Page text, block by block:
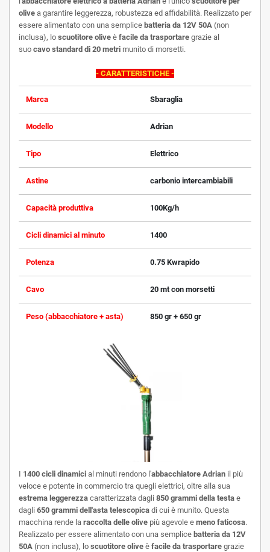
olive a garantire leggerezza, robustezza ed affidabilità. Realizzato per
essere alimentato con una semplice batteria da 12V 50A (non
inclusa), lo scuotitore olive è facile da trasportare grazie al
suo cavo standard di 20 metri munito di morsetti.
- CARATTERISTICHE -
Marca Sbaraglia
Modello Adrian
Tipo Elettrico
Astine carbonio intercambiabili
Capacità produttiva 100Kg/h
Cicli dinamici al minuto 1400
Potenza 0.75 Kwrapido
Cavo 20 mt con morsetti
Peso (abbacchiatore + asta) 850 gr + 650 gr
I 1400 cicli dinamici al minuti rendono l'abbacchiatore Adrian il più
veloce e potente in commercio tra quegli elettrici, oltre alla sua
estrema leggerezza caratterizzata dagli 850 grammi della testa e
dagli 650 grammi dell'asta telescopica di cui è munito. Questa
macchina rende la raccolta delle olive più agevole e meno faticosa.
Realizzato per essere alimentato con una semplice batteria da 12V
50A (non inclusa), lo scuotitore olive è facile da trasportare grazie